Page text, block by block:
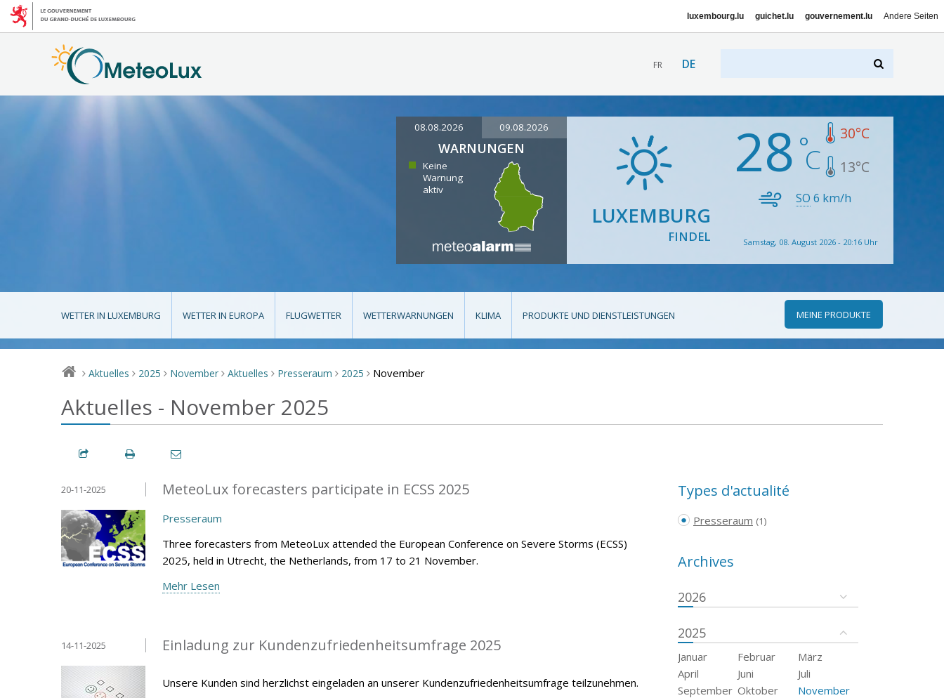
luxembourg.lu guichet.lu gouvernement.lu Andere Seiten
FR DE
08.08.2026 09.08.2026
WARNUNGEN
Keine
Warnung
aktiv
LUXEMBURG
FINDEL
28 30°C
13°C
SO 6 km/h
Samstag, 08. August 2026 - 20:16 Uhr
WETTER IN LUXEMBURG WETTER IN EUROPA FLUGWETTER WETTERWARNUNGEN KLIMA PRODUKTE UND DIENSTLEISTUNGEN MEINE PRODUKTE
> Aktuelles > 2025 > November > Aktuelles > Presseraum > 2025 > November
Aktuelles - November 2025
MeteoLux forecasters participate in ECSS 2025
20-11-2025
Presseraum
Three forecasters from MeteoLux attended the European Conference on Severe Storms (ECSS)
2025, held in Utrecht, the Netherlands, from 17 to 21 November.
Mehr Lesen
Einladung zur Kundenzufriedenheitsumfrage 2025
14-11-2025
Unsere Kunden sind herzlichst eingeladen an unserer Kundenzufriedenheitsumfrage teilzunehmen.
Types d'actualité
Presseraum (1)
Archives
2026
2025
Januar Februar
März
April
Juni
Juli
September Oktober
November